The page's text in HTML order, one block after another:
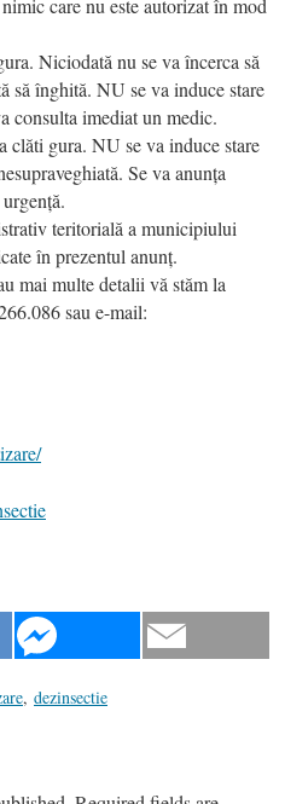
care nu este autorizat în mod
Niciodată nu se va încerca să
să înghită. NU se va induce stare
consulta imediat un medic.
gura. NU se va induce stare
Se va anunța
teritorială a municipiului
în prezentul anunț.
mai multe detalii vă stăm la
sau e-mail:
, dezinsectie